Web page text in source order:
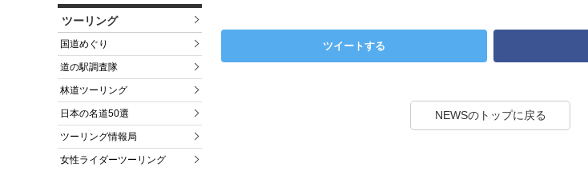
ツーリング
国道めぐり
道の駅調査隊
林道ツーリング
日本の名道50選
ツーリング情報局
女性ライダーツーリング
ツイートする
NEWSのトップに戻る